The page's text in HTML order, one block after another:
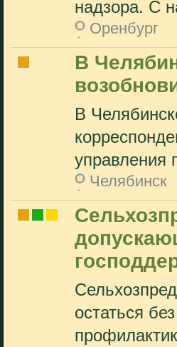
надзора. С
Оренбург
В
В
управления
Челябинск
остаться